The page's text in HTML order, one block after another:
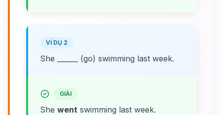
VÍ DỤ 2
She ______ (go) swimming last week.
GIẢI
She went swimming last week.